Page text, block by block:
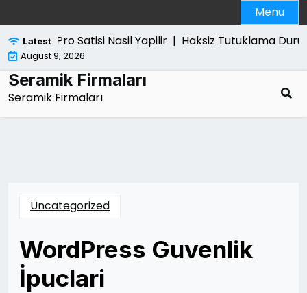
to
content
Menu
Latest
Ps5 Pro Satisi Nasil Yapilir |Haksiz Tutuklama
August 9, 2026
Seramik Firmaları
Seramik Firmaları
Uncategorized
WordPress Guvenlik
İpuclari